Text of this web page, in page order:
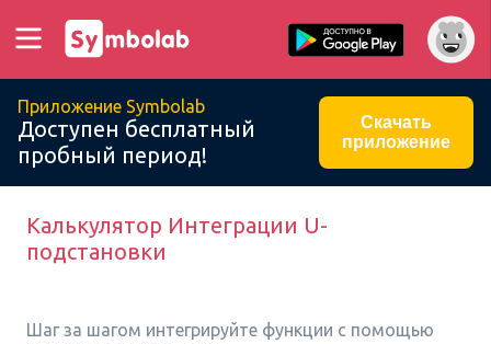
Приложение Symbolab
Доступен бесплатный
пробный период!
Скачать
приложение
Калькулятор Интеграции U-
подстановки
Шаг за шагом интегрируйте функции с помощью